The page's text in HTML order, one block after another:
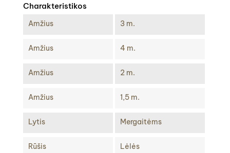
Charakteristikos
Amžius 3 m.
Amžius 4 m.
Amžius 2 m.
Amžius 1,5 m.
Lytis Mergaitėms
Rūšis Lėlės